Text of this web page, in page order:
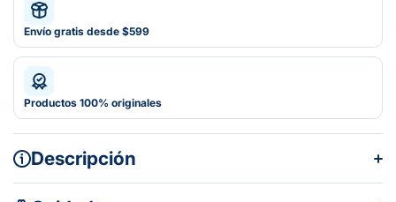
Envío gratis desde $599
Productos 100% originales
Descripción